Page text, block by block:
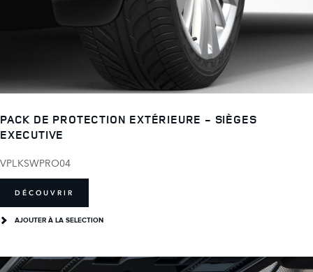
PACK DE PROTECTION EXTÉRIEURE - SIÈGES
EXECUTIVE
VPLKSWPRO04
DÉCOUVRIR
AJOUTER À LA SELECTION